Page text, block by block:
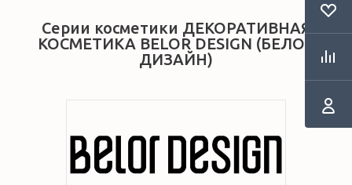
Серии косметики ДЕКОРАТИВНАЯ
КОСМЕТИКА BELOR DESIGN (БЕЛОР
ДИЗАЙН)